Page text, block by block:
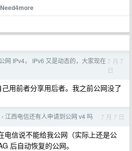
Need4more
网 IPv4， IPv6 又是动态的，大家现在 7 月 7
日
用前者分享用后者。我之前公网没了
› 江西电信还有人申请到公网 v4 吗 7 月 7 日
电信说不能给我公网（实际上还是公
后自动恢复的公网。